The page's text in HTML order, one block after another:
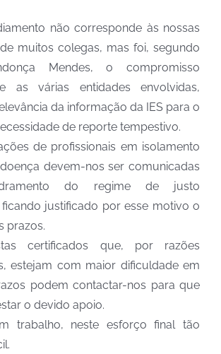
não corresponde às nossas
muitos colegas, mas foi, segundo
Mendes, o compromisso
as várias entidades envolvidas,
da informação da IES para o
de reporte tempestivo.
de profissionais em isolamento
devem-nos ser comunicadas
do regime de justo
justificado por esse motivo o
prazos.
certificados que, por razões
estejam com maior dificuldade em
podem contactar-nos para que
o devido apoio.
trabalho, neste esforço final tão